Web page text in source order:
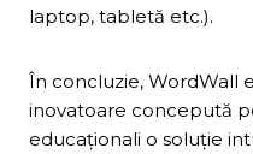
laptop, tabletă etc.).
În concluzie, WordWall
inovatoare concepută
educaționali o soluție